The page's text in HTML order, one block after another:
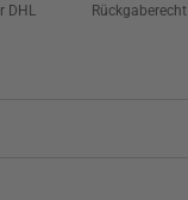
DHL
Rückgaberecht